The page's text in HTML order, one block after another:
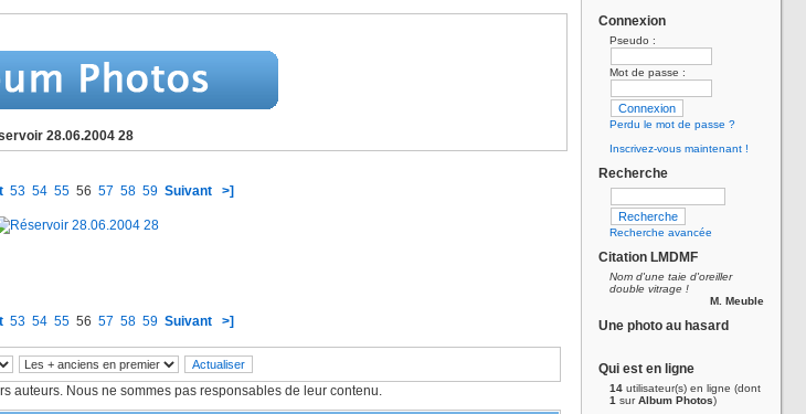
28.06.2004 28
53 54 55 56 57 58 59 Suivant >]
53 54 55 56 57 58 59 Suivant >]
auteurs. Nous ne sommes pas responsables de leur contenu.
Connexion
Pseudo :
Mot de passe :
Perdu le mot de passe ?
Inscrivez-vous maintenant !
Recherche
Recherche avancée
Citation LMDMF
Nom d'une taie d'oreiller
double vitrage !
M. Meuble
Une photo au hasard
Qui est en ligne
14 utilisateur(s) en ligne (dont
1 surAlbum Photos)